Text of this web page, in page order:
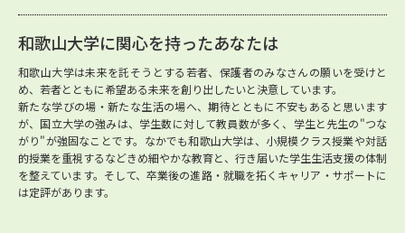
和歌山大学に関心を持ったあなたは
和歌山大学は未来を託そうとする若者、保護者のみなさんの願いを受けと
め、若者とともに希望ある未来を創り出したいと決意しています。
新たな学びの場・新たな生活の場へ、期待とともに不安もあると思います
が、国立大学の強みは、学生数に対して教員数が多く、学生と先生の"つな
がり"が強固なことです。なかでも和歌山大学は、小規模クラス授業や対話
的授業を重視するなどきめ細やかな教育と、行き届いた学生生活支援の体制
を整えています。そして、卒業後の進路・就職を拓くキャリア・サポートに
は定評があります。